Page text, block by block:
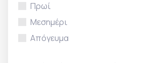
Πρωί
Μεσημέρι
Απόγευμα